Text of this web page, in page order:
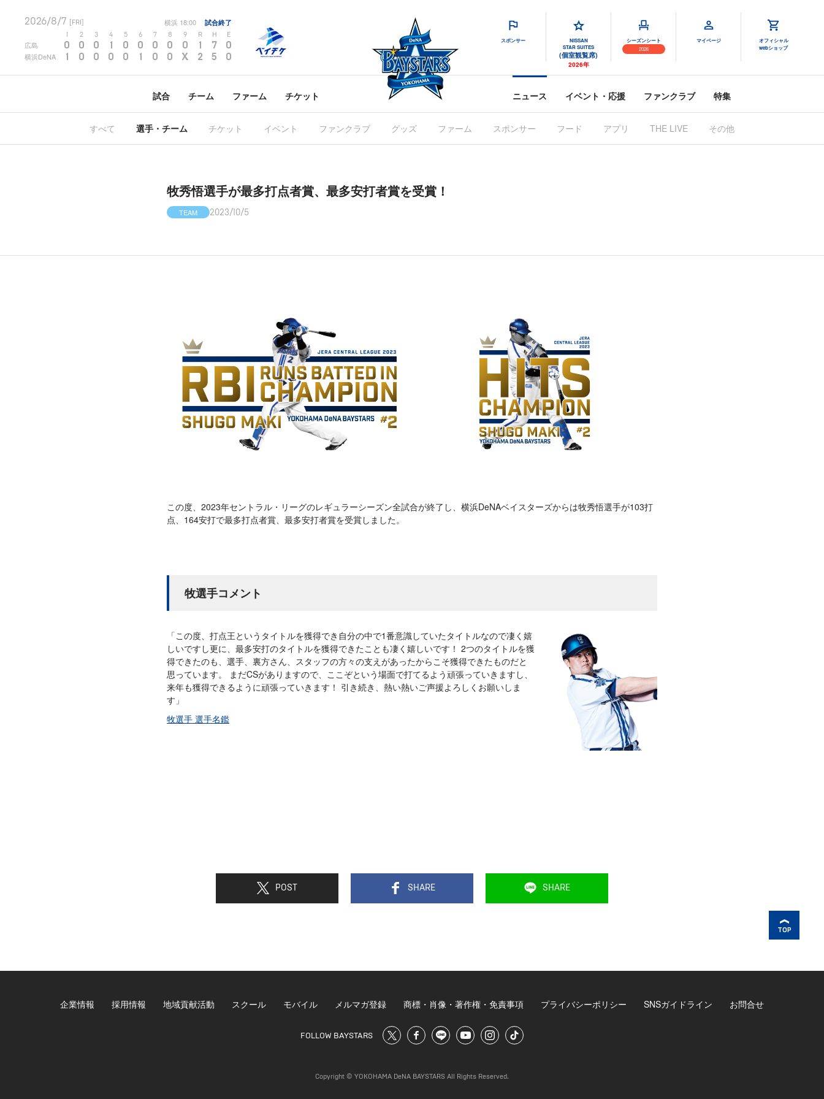
2026/8/7 [FRI] 横浜 18:00 試合終了
2 3 4 5 6 7 8 9 R H E
広島 0 0 0 1 0 0 0 0 0 1 7 0
横浜DeNA 1 0 0 0 0 1 0 0 X 2 5 0
スポンサー
NISSAN
STAR SUITES
(個室観覧席)
2026年
シーズンシート
2026
マイページ
オフィシャル
webショップ
試合 チーム ファーム チケット ニュース イベント・応援 ファンクラブ 特集
すべて 選手・チーム チケット イベント ファンクラブ グッズ ファーム スポンサー フード アプリ THE LIVE その他
牧秀悟選手が最多打点者賞、最多安打者賞を受賞！
TEAM 2023/10/5
この度、2023年セントラル・リーグのレギュラーシーズン全試合が終了し、横浜DeNAベイスターズからは牧秀悟選手が103打
点、164安打で最多打点者賞、最多安打者賞を受賞しました。
牧選手コメント
「この度、打点王というタイトルを獲得でき自分の中で1番意識していたタイトルなので凄く嬉
しいですし更に、最多安打のタイトルを獲得できたことも凄く嬉しいです！ 2つのタイトルを獲
得できたのも、選手、裏方さん、スタッフの方々の支えがあったからこそ獲得できたものだと
思っています。 まだCSがありますので、ここぞという場面で打てるよう頑張っていきますし、
来年も獲得できるように頑張っていきます！ 引き続き、熱い熱いご声援よろしくお願いしま
す」
牧選手 選手名鑑
POST SHARE SHARE
TOP
企業情報 採用情報 地域貢献活動 スクール モバイル メルマガ登録 商標・肖像・著作権・免責事項 プライバシーポリシー SNSガイドライン お問合せ
FOLLOW BAYSTARS
Copyright © YOKOHAMA DeNA BAYSTARS All Rights Reserved.